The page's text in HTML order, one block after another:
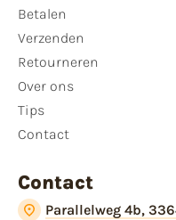
Betalen
Verzenden
Retourneren
Over ons
Tips
Contact
Contact
Parallelweg 4b,